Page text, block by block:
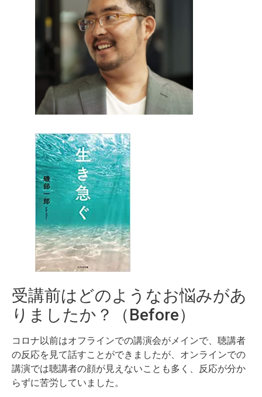
受講前はどのようなお悩みがあ
りましたか？（Before）
コロナ以前はオフラインでの講演会がメインで、聴講者
の反応を見て話すことができましたが、オンラインでの
講演では聴講者の顔が見えないことも多く、反応が分か
らずに苦労していました。